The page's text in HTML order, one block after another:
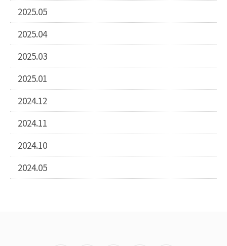
2025.05
2025.04
2025.03
2025.01
2024.12
2024.11
2024.10
2024.05